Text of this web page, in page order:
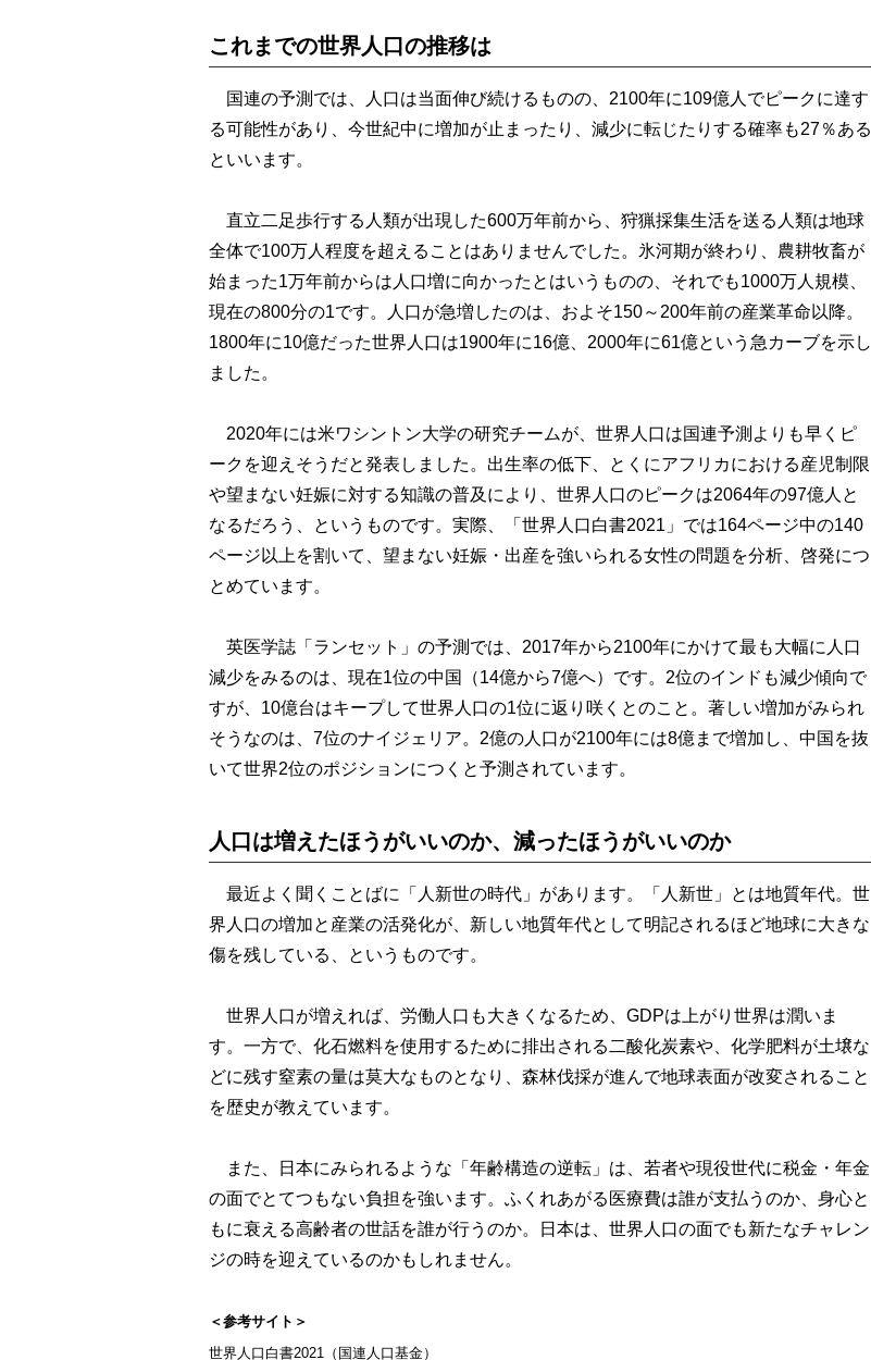
これまでの世界人口の推移は
国連の予測では、人口は当面伸び続けるものの、2100年に109億人でピークに達す
る可能性があり、今世紀中に増加が止まったり、減少に転じたりする確率も27％ある
といいます。
直立二足歩行する人類が出現した600万年前から、狩猟採集生活を送る人類は地球
全体で100万人程度を超えることはありませんでした。氷河期が終わり、農耕牧畜が
始まった1万年前からは人口増に向かったとはいうものの、それでも1000万人規模、
現在の800分の1です。人口が急増したのは、およそ150～200年前の産業革命以降。
1800年に10億だった世界人口は1900年に16億、2000年に61億という急カーブを示し
ました。
2020年には米ワシントン大学の研究チームが、世界人口は国連予測よりも早くピ
ークを迎えそうだと発表しました。出生率の低下、とくにアフリカにおける産児制限
や望まない妊娠に対する知識の普及により、世界人口のピークは2064年の97億人と
なるだろう、というものです。実際、「世界人口白書2021」では164ページ中の140
ページ以上を割いて、望まない妊娠・出産を強いられる女性の問題を分析、啓発につ
とめています。
英医学誌「ランセット」の予測では、2017年から2100年にかけて最も大幅に人口
減少をみるのは、現在1位の中国（14億から7億へ）です。2位のインドも減少傾向で
すが、10億台はキープして世界人口の1位に返り咲くとのこと。著しい増加がみられ
そうなのは、7位のナイジェリア。2億の人口が2100年には8億まで増加し、中国を抜
いて世界2位のポジションにつくと予測されています。
人口は増えたほうがいいのか、減ったほうがいいのか
最近よく聞くことばに「人新世の時代」があります。「人新世」とは地質年代。世
界人口の増加と産業の活発化が、新しい地質年代として明記されるほど地球に大きな
傷を残している、というものです。
世界人口が増えれば、労働人口も大きくなるため、GDPは上がり世界は潤いま
す。一方で、化石燃料を使用するために排出される二酸化炭素や、化学肥料が土壌な
どに残す窒素の量は莫大なものとなり、森林伐採が進んで地球表面が改変されること
を歴史が教えています。
また、日本にみられるような「年齢構造の逆転」は、若者や現役世代に税金・年金
の面でとてつもない負担を強います。ふくれあがる医療費は誰が支払うのか、身心と
もに衰える高齢者の世話を誰が行うのか。日本は、世界人口の面でも新たなチャレン
ジの時を迎えているのかもしれません。
＜参考サイト＞
世界人口白書2021（国連人口基金）